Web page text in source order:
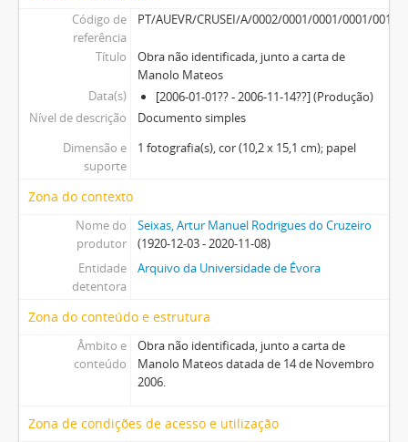
Código de
referência
PT/AUEVR/CRUSEI/A/0002/0001/0001/0001/0015
Título
Obra não identificada, junto a carta de
Manolo Mateos
Data(s)
[2006-01-01?? - 2006-11-14??] (Produção)
Nível de descrição
Documento simples
Dimensão e
suporte
1 fotografia(s), cor (10,2 x 15,1 cm); papel
Zona do contexto
Nome do
produtor
Seixas, Artur Manuel Rodrigues do Cruzeiro
(1920-12-03 - 2020-11-08)
Entidade
detentora
Arquivo da Universidade de Évora
Zona do conteúdo e estrutura
Âmbito e
conteúdo
Obra não identificada, junto a carta de
Manolo Mateos datada de 14 de Novembro
2006.
Zona de condições de acesso e utilização